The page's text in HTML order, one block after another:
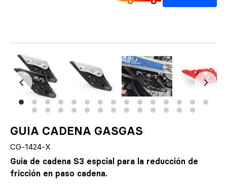
GUIA CADENA GASGAS
CG-1424-X
Guia de cadena S3 espcial para la reducción de
fricción en paso cadena.